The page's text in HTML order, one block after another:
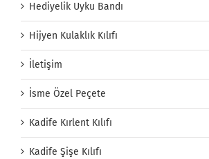
Hediyelik Uyku Bandı
Hijyen Kulaklık Kılıfı
İletişim
İsme Özel Peçete
Kadife Kırlent Kılıfı
Kadife Şişe Kılıfı